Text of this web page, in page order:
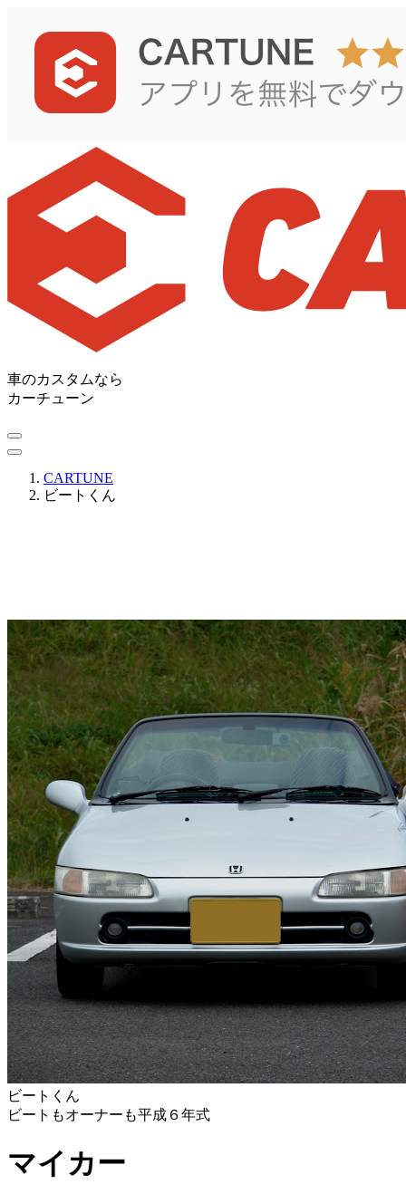
車のカスタムなら
カーチューン
CARTUNE
ビートくん
ビートくん
ビートもオーナーも平成６年式
マイカー